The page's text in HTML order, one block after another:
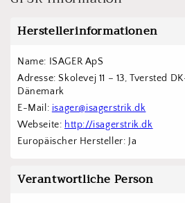
Herstellerinformationen
Name: ISAGER ApS
Adresse: Skolevej 11 – 13, Tversted
Dänemark
E-Mail: isager@isagerstrik.dk
Webseite: http://isagerstrik.dk
Europäischer Hersteller: Ja
Verantwortliche Person